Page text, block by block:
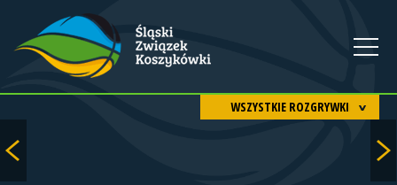
WSZYSTKIE ROZGRYWKI